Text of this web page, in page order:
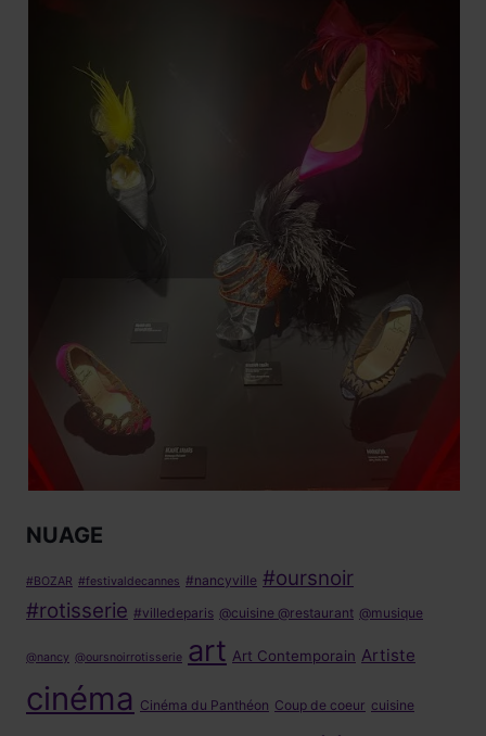
NUAGE
#BOZAR #festivaldecannes #nancyville #oursnoir
#rotisserie #villedeparis @cuisine @restaurant @musique
@nancy @oursnoirrotisserie art Art Contemporain Artiste
cinéma Cinéma du Panthéon Coup de coeur cuisine